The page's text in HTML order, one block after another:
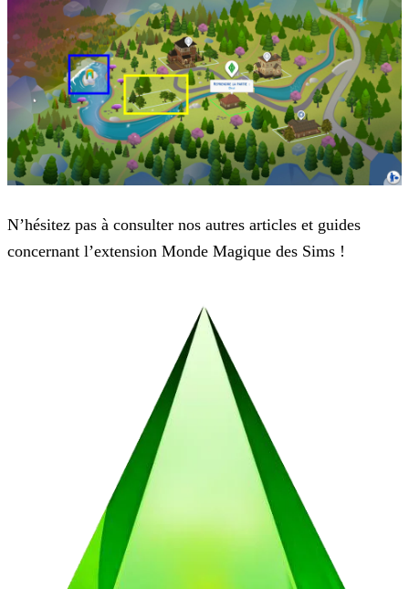
N’hésitez pas à consulter nos autres articles et guides
concernant l’extension Monde Magique des Sims !